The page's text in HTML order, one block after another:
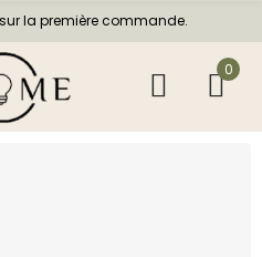
la première commande.
0